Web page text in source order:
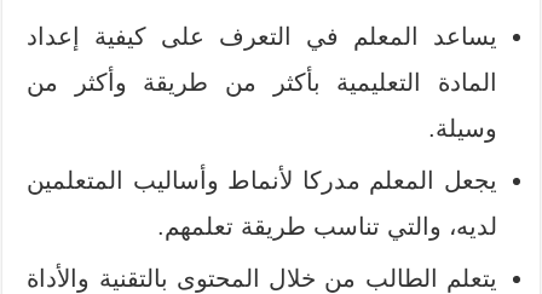
يساعد المعلم في التعرف على كيفية إعداد
المادة التعليمية بأكثر من طريقة وأكثر من
وسيلة.
يجعل المعلم مدركا لأنماط وأساليب المتعلمين
لديه، والتي تناسب طريقة تعلمهم.
يتعلم الطالب من خلال المحتوى بالتقنية والأداة